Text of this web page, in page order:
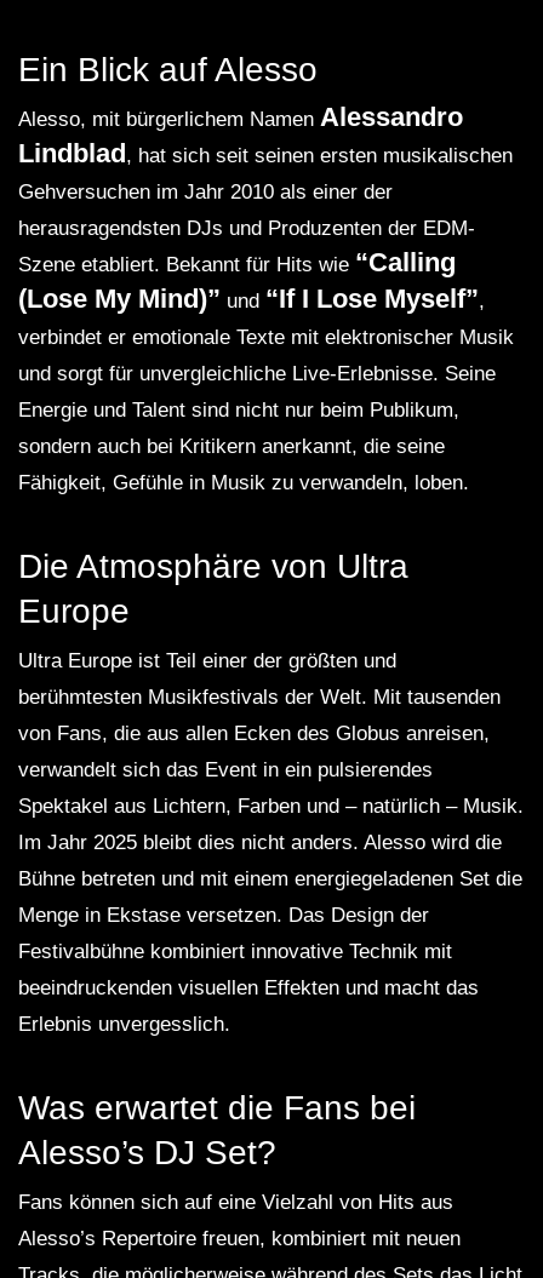
Ein Blick auf Alesso
Alesso, mit bürgerlichem Namen Alessandro
Lindblad, hat sich seit seinen ersten musikalischen
Gehversuchen im Jahr 2010 als einer der
herausragendsten DJs und Produzenten der EDM-
Szene etabliert. Bekannt für Hits wie “Calling
(Lose My Mind)” und “If I Lose Myself”,
verbindet er emotionale Texte mit elektronischer Musik
und sorgt für unvergleichliche Live-Erlebnisse. Seine
Energie und Talent sind nicht nur beim Publikum,
sondern auch bei Kritikern anerkannt, die seine
Fähigkeit, Gefühle in Musik zu verwandeln, loben.
Die Atmosphäre von Ultra
Europe
Ultra Europe ist Teil einer der größten und
berühmtesten Musikfestivals der Welt. Mit tausenden
von Fans, die aus allen Ecken des Globus anreisen,
verwandelt sich das Event in ein pulsierendes
Spektakel aus Lichtern, Farben und – natürlich – Musik.
Im Jahr 2025 bleibt dies nicht anders. Alesso wird die
Bühne betreten und mit einem energiegeladenen Set die
Menge in Ekstase versetzen. Das Design der
Festivalbühne kombiniert innovative Technik mit
beeindruckenden visuellen Effekten und macht das
Erlebnis unvergesslich.
Was erwartet die Fans bei
Alesso’s DJ Set?
Fans können sich auf eine Vielzahl von Hits aus
Alesso’s Repertoire freuen, kombiniert mit neuen